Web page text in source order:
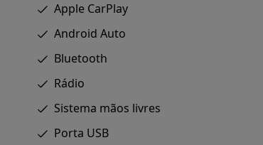
Apple CarPlay
Android Auto
Bluetooth
Rádio
Sistema mãos livres
Porta USB